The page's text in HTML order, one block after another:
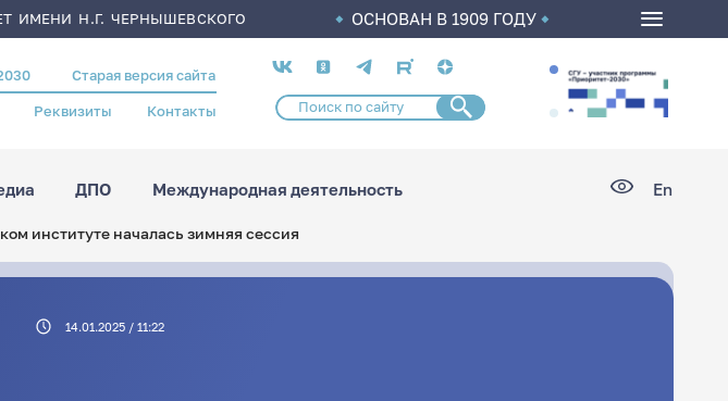
ИМЕНИ Н.Г. ЧЕРНЫШЕВСКОГО ОСНОВАН В 1909 ГОДУ
Старая версия сайта
Реквизиты Контакты
Социальные
сети
ДПО Международная деятельность En
институте началась зимняя сессия
14.01.2025 / 11:22